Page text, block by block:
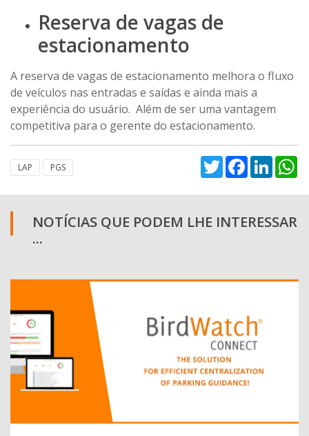
Reserva de vagas de
estacionamento
A reserva de vagas de estacionamento melhora o fluxo
de veículos nas entradas e saídas e ainda mais a
experiência do usuário. Além de ser uma vantagem
competitiva para o gerente do estacionamento.
LAP PGS TwitterFacebook
NOTÍCIAS QUE PODEM LHE INTERESSAR
...